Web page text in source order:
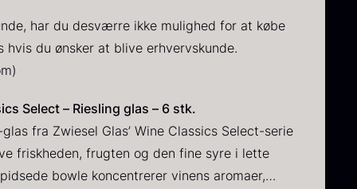
KRYDDERURTER
BERLIN
RAW
ERCUIS
DIVERSE SERVICE
GRILL
DIVERSE
FROSTVARER
har du desværre ikke mulighed for at købe
hvis du ønsker at blive erhvervskunde.
)
Select – Riesling glas – 6 stk.
fra Zwiesel Glas’ Wine Classics Select-serie
friskheden, frugten og den fine syre i lette
bowle koncentrerer vinens aromaer,